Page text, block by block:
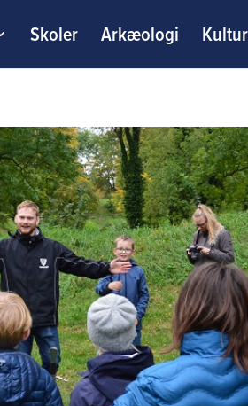
Skoler Arkæologi